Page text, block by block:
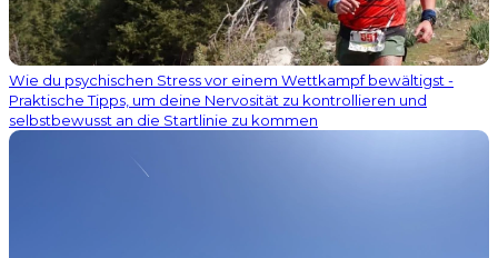
Wie du psychischen Stress vor einem Wettkampf bewältigst -
Praktische Tipps, um deine Nervosität zu kontrollieren und
selbstbewusst an die Startlinie zu kommen